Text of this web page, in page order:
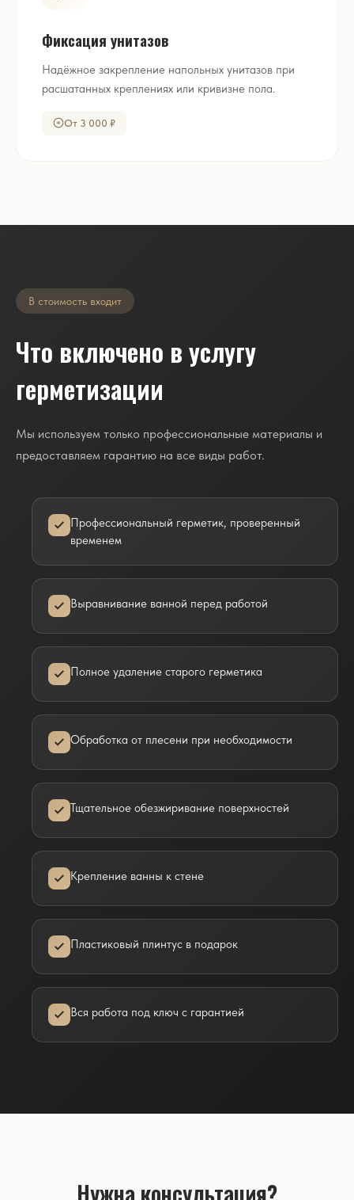
Фиксация унитазов
Надёжное закрепление напольных унитазов при
расшатанных креплениях или кривизне пола.
От 3 000 ₽
В стоимость входит
Что включено в услугу
герметизации
Мы используем только профессиональные материалы и
предоставляем гарантию на все виды работ.
Профессиональный герметик, проверенный
временем
Выравнивание ванной перед работой
Полное удаление старого герметика
Обработка от плесени при необходимости
Тщательное обезжиривание поверхностей
Крепление ванны к стене
Пластиковый плинтус в подарок
Вся работа под ключ с гарантией
Нужна консультация?